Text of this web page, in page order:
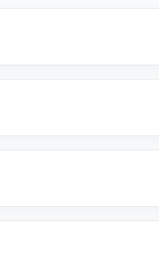
con i capelli, dando